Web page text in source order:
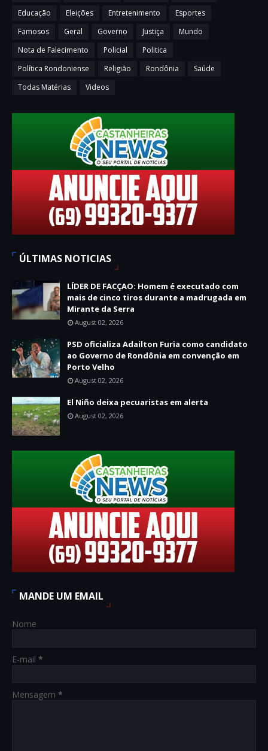
Educação
Eleições Entretenimento
Esportes
Famosos
Geral Governo Justiça
Mundo
Nota de Falecimento
Policial
Politica
Política Rondoniense
Religião Rondônia
Saúde
Todas Matérias
Videos
ÚLTIMAS NOTICIAS
LÍDER DE FACÇAO: Homem é executado com
mais de cinco tiros durante a madrugada em
Mirante da Serra
August 02, 2026
PSD oficializa Adailton Furia como candidato
ao Governo de Rondônia em convenção em
Porto Velho
August 02, 2026
El Niño deixa pecuaristas em alerta
August 02, 2026
MANDE UM EMAIL
Nome
E-mail *
Mensagem *